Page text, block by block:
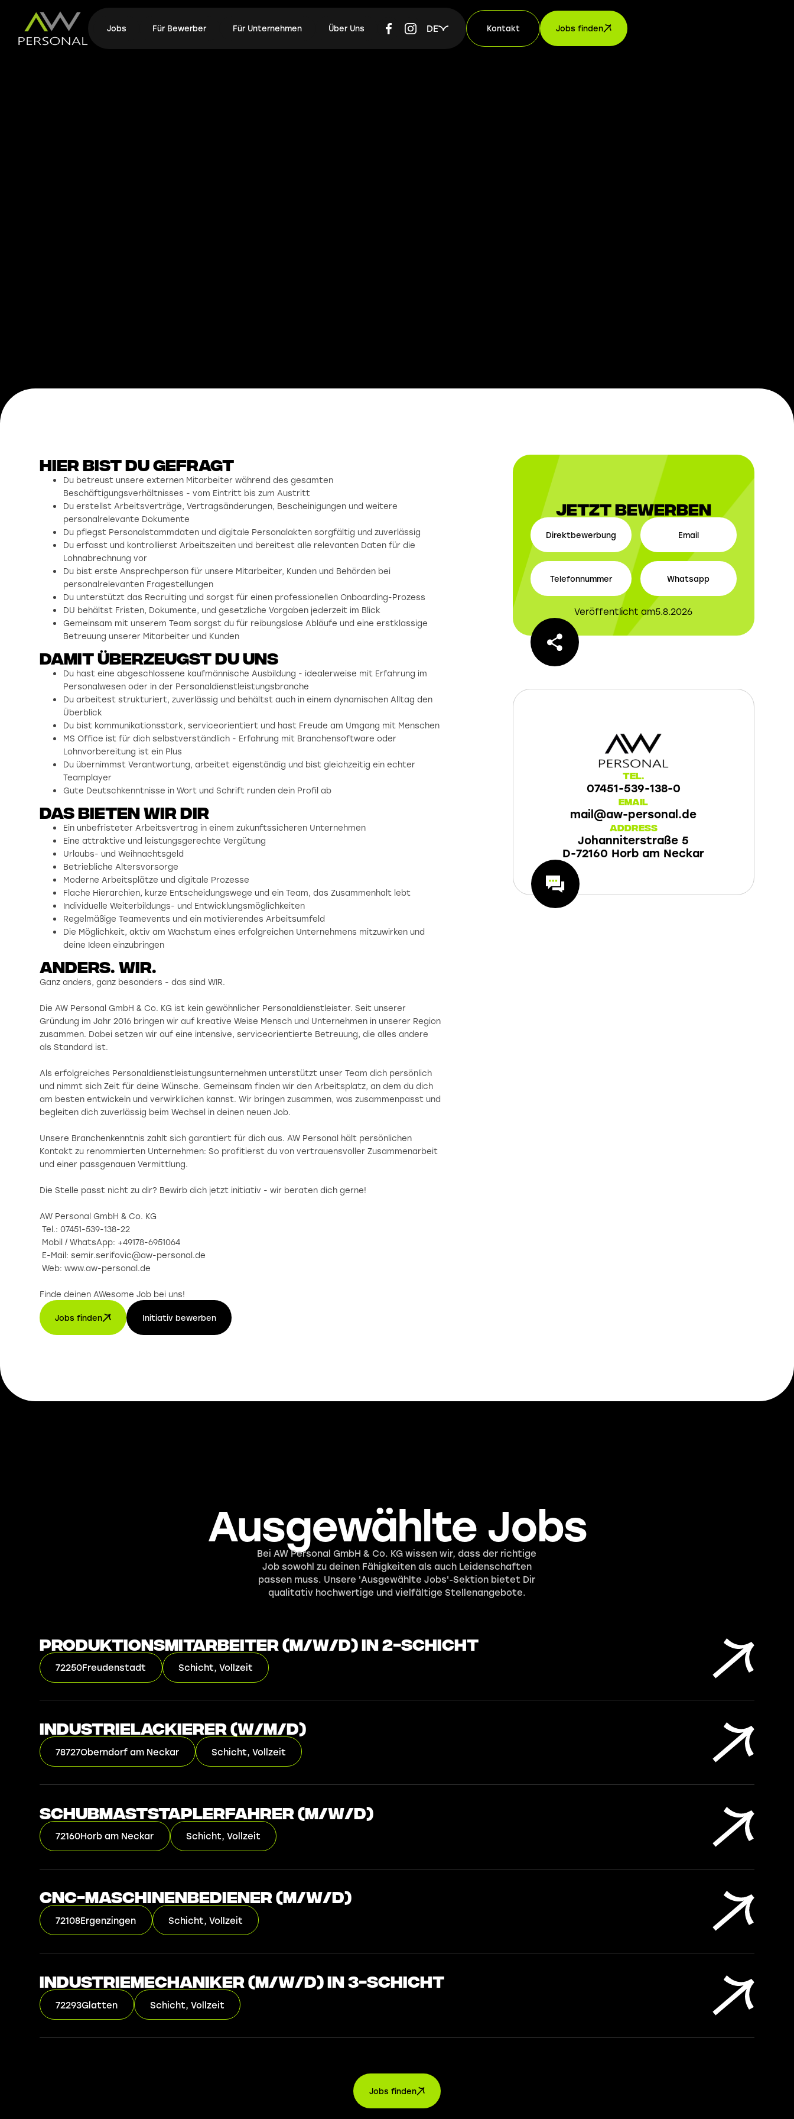
Jobs Für Bewerber Für Unternehmen Über Uns DE Kontakt Jobs finden
Hier bist du gefragt
Du betreust unsere externen Mitarbeiter während des gesamten
Beschäftigungsverhältnisses - vom Eintritt bis zum Austritt
Du erstellst Arbeitsverträge, Vertragsänderungen, Bescheinigungen und weitere
personalrelevante Dokumente
Du pflegst Personalstammdaten und digitale Personalakten sorgfältig und zuverlässig
Du erfasst und kontrollierst Arbeitszeiten und bereitest alle relevanten Daten für die
Lohnabrechnung vor
Du bist erste Ansprechperson für unsere Mitarbeiter, Kunden und Behörden bei
personalrelevanten Fragestellungen
Du unterstützt das Recruiting und sorgst für einen professionellen Onboarding-Prozess
DU behältst Fristen, Dokumente, und gesetzliche Vorgaben jederzeit im Blick
Gemeinsam mit unserem Team sorgst du für reibungslose Abläufe und eine erstklassige
Betreuung unserer Mitarbeiter und Kunden
damit überzeugst du uns
Du hast eine abgeschlossene kaufmännische Ausbildung - idealerweise mit Erfahrung im
Personalwesen oder in der Personaldienstleistungsbranche
Du arbeitest strukturiert, zuverlässig und behältst auch in einem dynamischen Alltag den
Überblick
Du bist kommunikationsstark, serviceorientiert und hast Freude am Umgang mit Menschen
MS Office ist für dich selbstverständlich - Erfahrung mit Branchensoftware oder
Lohnvorbereitung ist ein Plus
Du übernimmst Verantwortung, arbeitet eigenständig und bist gleichzeitig ein echter
Teamplayer
Gute Deutschkenntnisse in Wort und Schrift runden dein Profil ab
Das bieten wir dir
Ein unbefristeter Arbeitsvertrag in einem zukunftssicheren Unternehmen
Eine attraktive und leistungsgerechte Vergütung
Urlaubs- und Weihnachtsgeld
Betriebliche Altersvorsorge
Moderne Arbeitsplätze und digitale Prozesse
Flache Hierarchien, kurze Entscheidungswege und ein Team, das Zusammenhalt lebt
Individuelle Weiterbildungs- und Entwicklungsmöglichkeiten
Regelmäßige Teamevents und ein motivierendes Arbeitsumfeld
Die Möglichkeit, aktiv am Wachstum eines erfolgreichen Unternehmens mitzuwirken und
deine Ideen einzubringen
Anders. wir.
Ganz anders, ganz besonders - das sind WIR.
Die AW Personal GmbH & Co. KG ist kein gewöhnlicher Personaldienstleister. Seit unserer
Gründung im Jahr 2016 bringen wir auf kreative Weise Mensch und Unternehmen in unserer Region
zusammen. Dabei setzen wir auf eine intensive, serviceorientierte Betreuung, die alles andere
als Standard ist.
Als erfolgreiches Personaldienstleistungsunternehmen unterstützt unser Team dich persönlich
und nimmt sich Zeit für deine Wünsche. Gemeinsam finden wir den Arbeitsplatz, an dem du dich
am besten entwickeln und verwirklichen kannst. Wir bringen zusammen, was zusammenpasst und
begleiten dich zuverlässig beim Wechsel in deinen neuen Job.
Unsere Branchenkenntnis zahlt sich garantiert für dich aus. AW Personal hält persönlichen
Kontakt zu renommierten Unternehmen: So profitierst du von vertrauensvoller Zusammenarbeit
und einer passgenauen Vermittlung.
Die Stelle passt nicht zu dir? Bewirb dich jetzt initiativ - wir beraten dich gerne!
AW Personal GmbH & Co. KG
Tel.: 07451-539-138-22
Mobil / WhatsApp: +49178-6951064
E-Mail: semir.serifovic@aw-personal.de
Web: www.aw-personal.de
Finde deinen AWesome Job bei uns!
Jobs finden Initiativ bewerben
Jetzt Bewerben
Direktbewerbung Email
Telefonnummer Whatsapp
Veröffentlicht am5.8.2026
Tel.
07451-539-138-0
Email
mail@aw-personal.de
Address
Johanniterstraße 5
D-72160 Horb am Neckar
Ausgewählte Jobs
Bei AW Personal GmbH & Co. KG wissen wir, dass der richtige
Job sowohl zu deinen Fähigkeiten als auch Leidenschaften
passen muss. Unsere 'Ausgewählte Jobs'-Sektion bietet Dir
qualitativ hochwertige und vielfältige Stellenangebote.
Produktionsmitarbeiter (m/w/d) in 2-Schicht
72250Freudenstadt Schicht, Vollzeit
Industrielackierer (w/m/d)
78727Oberndorf am Neckar Schicht, Vollzeit
Schubmaststaplerfahrer (m/w/d)
72160Horb am Neckar Schicht, Vollzeit
CNC-Maschinenbediener (m/w/d)
72108Ergenzingen Schicht, Vollzeit
Industriemechaniker (m/w/d) in 3-Schicht
72293Glatten Schicht, Vollzeit
Jobs finden